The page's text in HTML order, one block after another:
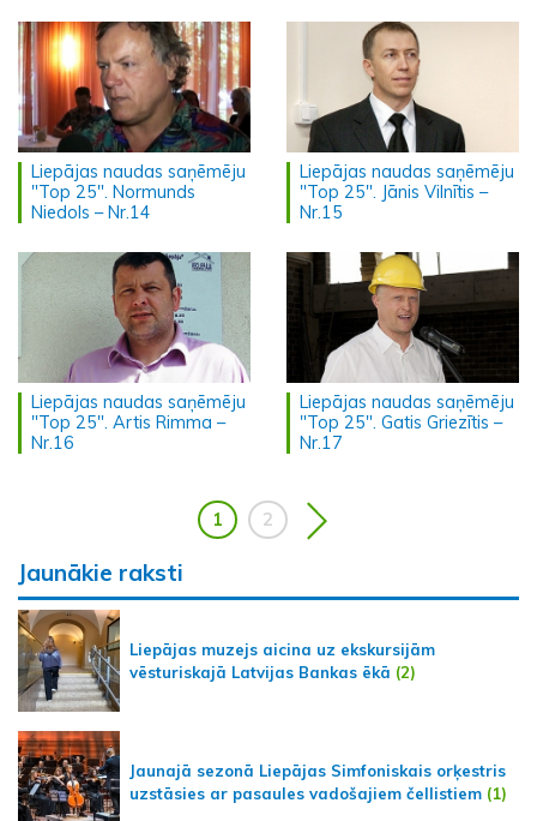
Liepājas naudas saņēmēju
"Top 25". Normunds
Niedols – Nr.14
Liepājas naudas saņēmēju
"Top 25". Jānis Vilnītis –
Nr.15
Liepājas naudas saņēmēju
"Top 25". Artis Rimma –
Nr.16
Liepājas naudas saņēmēju
"Top 25". Gatis Griezītis –
Nr.17
1 2
Jaunākie raksti
Liepājas muzejs aicina uz ekskursijām
vēsturiskajā Latvijas Bankas ēkā (2)
Jaunajā sezonā Liepājas Simfoniskais orķestris
uzstāsies ar pasaules vadošajiem čellistiem (1)